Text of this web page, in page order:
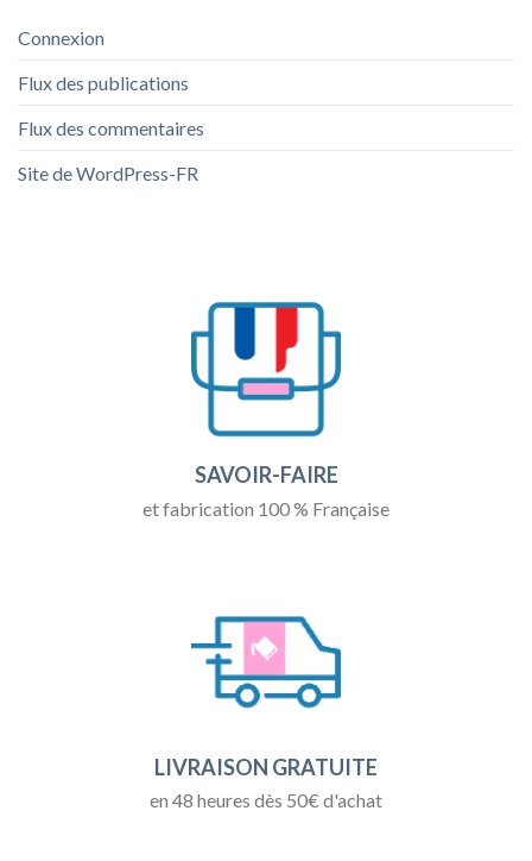
Connexion
Flux des publications
Flux des commentaires
Site de WordPress-FR
SAVOIR-FAIRE
et fabrication 100 % Française
LIVRAISON GRATUITE
en 48 heures dès 50€ d'achat